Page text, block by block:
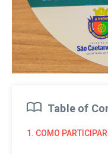
Table of
1. COMO PARTICIPAR